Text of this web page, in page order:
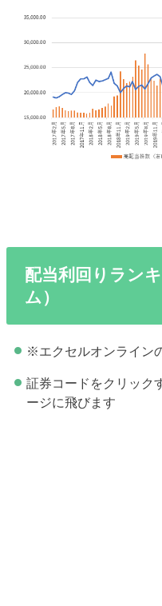
配当利回りラン
ム）
※エクセルオンライン
証券コードをクリック
ージに飛びます